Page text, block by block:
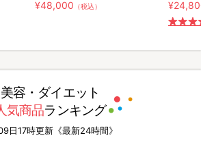
¥48,000 （税込）
美容・ダイエット
気商品ランキング
日17時更新《最新24時間》